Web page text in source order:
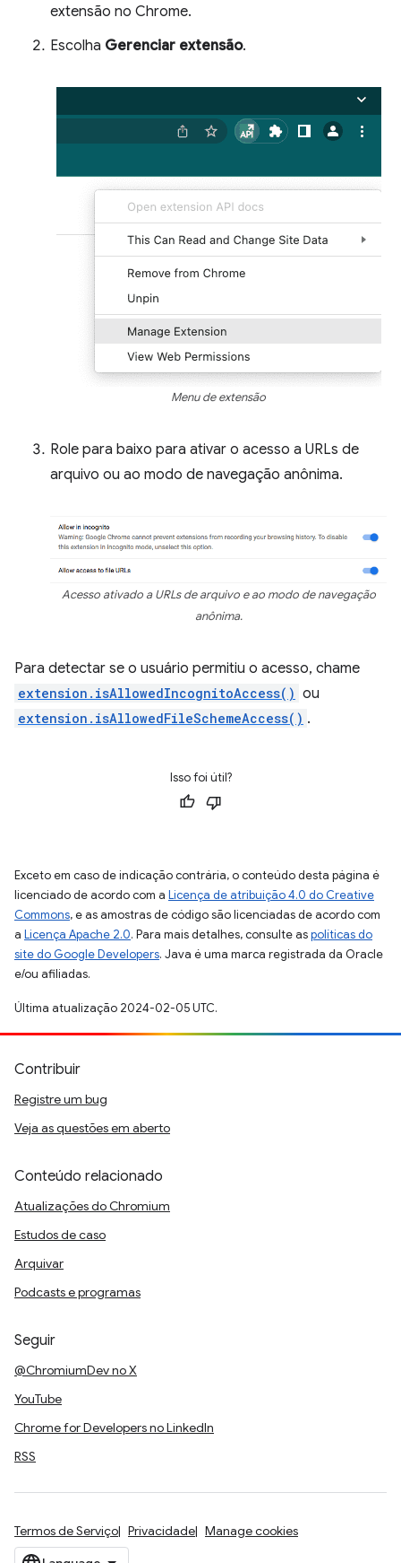
extensão no Chrome.
Escolha Gerenciar extensão.
Menu de extensão
Role para baixo para ativar o acesso a URLs de
arquivo ou ao modo de navegação anônima.
Acesso ativado a URLs de arquivo e ao modo de navegação
anônima.
Para detectar se o usuário permitiu o acesso, chame
extension.isAllowedIncognitoAccess() ou
extension.isAllowedFileSchemeAccess() .
Isso foi útil?
Exceto em caso de indicação contrária, o conteúdo desta página é
licenciado de acordo com a Licença de atribuição 4.0 do Creative
Commons, e as amostras de código são licenciadas de acordo com
a Licença Apache 2.0. Para mais detalhes, consulte aspolíticas do
site do Google Developers. Java é uma marca registrada da Oracle
e/ou afiliadas.
Última atualização 2024-02-05 UTC.
Contribuir
Registre um bug
Veja as questões em aberto
Conteúdo relacionado
Atualizações do Chromium
Estudos de caso
Arquivar
Podcasts e programas
Seguir
@ChromiumDev no X
YouTube
Chrome for Developers no LinkedIn
RSS
Termos de Serviço Privacidade Manage cookies